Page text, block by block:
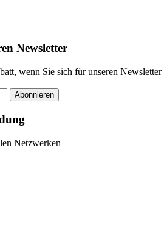
Newsletter
wenn Sie sich für unseren Newsletter
Abonnieren
Netzwerken